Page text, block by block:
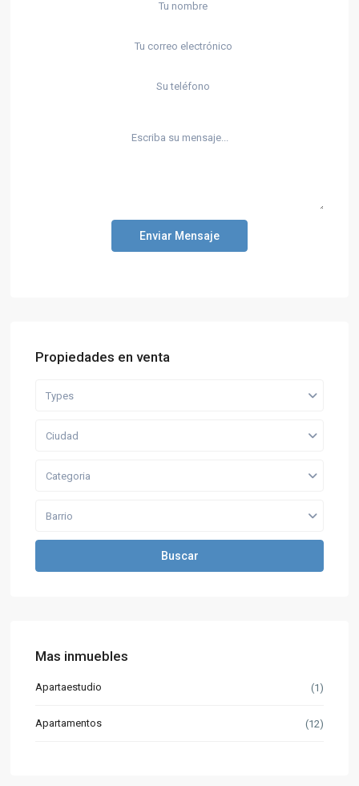
Enviar Mensaje
Propiedades en venta
Types
Ciudad
Categoria
Barrio
Buscar
Mas inmuebles
Apartaestudio (1)
Apartamentos (12)